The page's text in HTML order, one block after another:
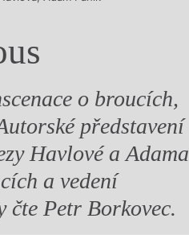
o broucích,
představení
Havlové a Adama
a vedení
čte Petr Borkovec.